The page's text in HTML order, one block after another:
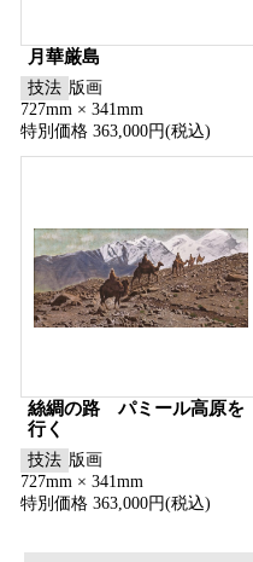
月華厳島
技法 版画
727mm × 341mm
特別価格 363,000円(税込)
絲綢の路 パミール高原を
行く
技法 版画
727mm × 341mm
特別価格 363,000円(税込)